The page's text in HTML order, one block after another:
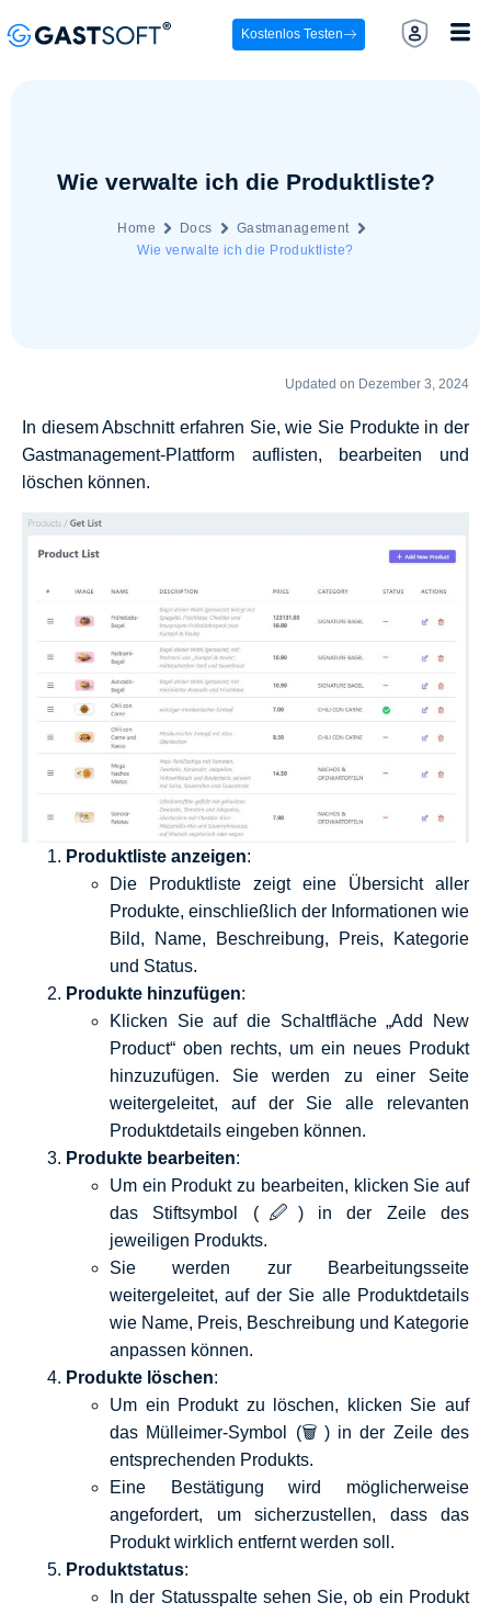
Kostenlos Testen
Wie verwalte ich die Produktliste?
Home Docs
Gastmanagement
Wie verwalte ich die Produktliste?
Updated on Dezember 3, 2024
In diesem Abschnitt erfahren Sie, wie Sie Produkte in der
Gastmanagement-Plattform auflisten, bearbeiten und
löschen können.
Produktliste anzeigen:
Die Produktliste zeigt eine Übersicht aller
Produkte, einschließlich der Informationen wie
Bild, Name, Beschreibung, Preis, Kategorie
und Status.
Produkte hinzufügen:
Klicken Sie auf die Schaltfläche „Add New
Product“ oben rechts, um ein neues Produkt
hinzuzufügen. Sie werden zu einer Seite
weitergeleitet, auf der Sie alle relevanten
Produktdetails eingeben können.
Produkte bearbeiten:
Um ein Produkt zu bearbeiten, klicken Sie auf
das Stiftsymbol (🖉) in der Zeile des
jeweiligen Produkts.
Sie werden zur Bearbeitungsseite
weitergeleitet, auf der Sie alle Produktdetails
wie Name, Preis, Beschreibung und Kategorie
anpassen können.
Produkte löschen:
Um ein Produkt zu löschen, klicken Sie auf
das Mülleimer-Symbol (🗑️) in der Zeile des
entsprechenden Produkts.
Eine Bestätigung wird möglicherweise
angefordert, um sicherzustellen, dass das
Produkt wirklich entfernt werden soll.
Produktstatus:
In der Statusspalte sehen Sie, ob ein Produkt